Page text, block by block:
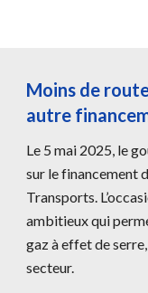
Moins de
autre
Le 5 mai 2025, le
sur le financement
Transports.
ambitieux qui
gaz à effet de
secteur.